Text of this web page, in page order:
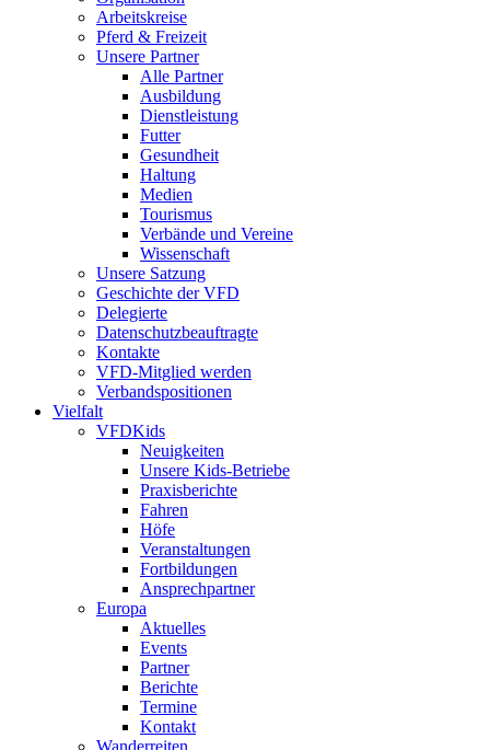
Arbeitskreise
Pferd & Freizeit
Unsere Partner
Alle Partner
Ausbildung
Dienstleistung
Futter
Gesundheit
Haltung
Medien
Tourismus
Verbände und Vereine
Wissenschaft
Unsere Satzung
Geschichte der VFD
Delegierte
Datenschutzbeauftragte
Kontakte
VFD-Mitglied werden
Verbandspositionen
Vielfalt
VFDKids
Neuigkeiten
Unsere Kids-Betriebe
Praxisberichte
Fahren
Höfe
Veranstaltungen
Fortbildungen
Ansprechpartner
Europa
Aktuelles
Events
Partner
Berichte
Termine
Kontakt
Wanderreiten